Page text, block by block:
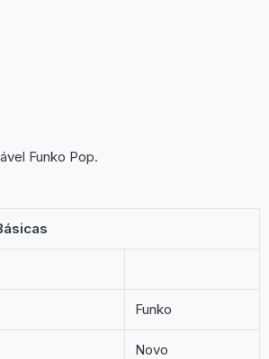
Funko Pop.
Funko
Novo